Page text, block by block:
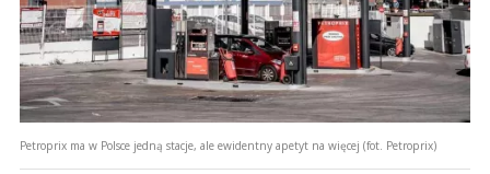
Petroprix ma w Polsce jedną stacje, ale ewidentny apetyt na więcej (fot. Petroprix)